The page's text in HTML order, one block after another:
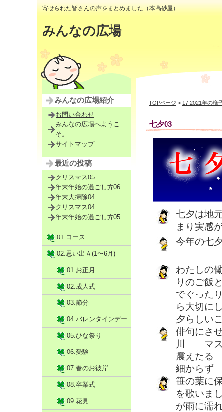
寄せられた皆さんの声をまとめました（本高砂屋）
みんなの広場
TOPページ > 17.2021年の様
七夕03
七夕は地
まり実感
今年の七
わたしの
りのご飯
でぐった
ら大切に
夕らしい
俳句にさ
川 マス
震えたる
細からず
笹の葉に
を歌いま
が雨に濡
みんなの広場紹介
お問い合わせ
みんなの広場へようこ
そ。
サイトマップ
最近の投稿
クリスマス05
年末年始の過ごし方06
年末大掃除04
クリスマス04
年末年始の過ごし方05
01.コース
02.思い出Ａ(1〜6月)
01.お正月
02.成人式
03.節分
04.バレンタインデー
05.ひな祭り
06.受験
07.春のお彼岸
08.卒業式
09.花見